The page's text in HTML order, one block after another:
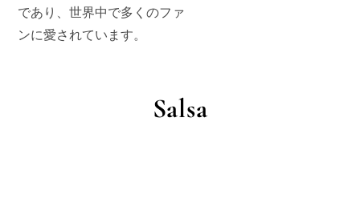
であり、世界中で多くのファ
ンに愛されています。
Salsa